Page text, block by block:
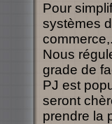
Pour
systèmes
Nous
grade de
PJ est
seront
prendre la